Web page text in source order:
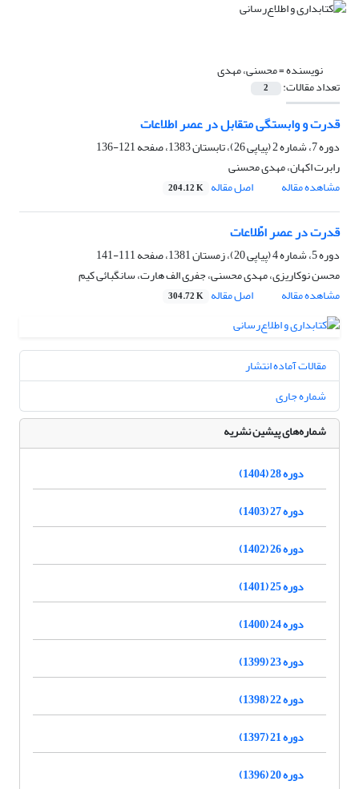
نویسنده =محسنی، مهدی
تعداد مقالات: 2
قدرت و وابستگی متقابل در عصر اطلاعات
دوره 7، شماره 2 (پیاپی 26)، تابستان 1383، صفحه
121-136
رابرت اکهان، مهدی محسنی
مشاهده مقاله
اصل مقاله 204.12 K
قدرت در عصر اطّلاعات
دوره 5، شماره 4 (پیاپی 20)، زمستان 1381، صفحه
111-141
محسن نوکاریزی، مهدی محسنی، جفری الف هارت، سانگبائی کیم
مشاهده مقاله
اصل مقاله 304.72 K
مقالات آماده انتشار
شماره جاری
شماره‌های پیشین نشریه
دوره 28 (1404)
دوره 27 (1403)
دوره 26 (1402)
دوره 25 (1401)
دوره 24 (1400)
دوره 23 (1399)
دوره 22 (1398)
دوره 21 (1397)
دوره 20 (1396)